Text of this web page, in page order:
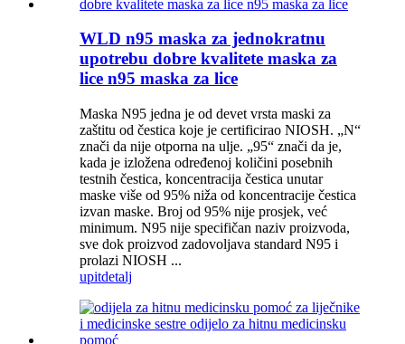
WLD n95 maska za jednokratnu
upotrebu dobre kvalitete maska za
lice n95 maska za lice
Maska N95 jedna je od devet vrsta maski za
zaštitu od čestica koje je certificirao NIOSH. „N“
znači da nije otporna na ulje. „95“ znači da je,
kada je izložena određenoj količini posebnih
testnih čestica, koncentracija čestica unutar
maske više od 95% niža od koncentracije čestica
izvan maske. Broj od 95% nije prosjek, već
minimum. N95 nije specifičan naziv proizvoda,
sve dok proizvod zadovoljava standard N95 i
prolazi NIOSH ...
upitdetalj